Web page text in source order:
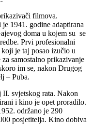
filmova.
1941. godine adaptirana
doma u kojem su se
Prvi profesionalni
je taj posao izučio u
samostalno prikazivanje
im se, nakon Drugog
– Puba.
svjetskog rata. Nakon
i kino je opet proradilo.
održano je 290
posjetitelja. Kino dobiva